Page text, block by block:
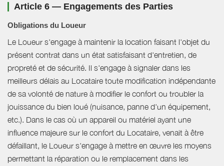
Article 6 — Engagements des Parties
Obligations du Loueur
Le Loueur s'engage à maintenir la location faisant l'objet du
présent contrat dans un état satisfaisant d'entretien, de
propreté et de sécurité. Il s'engage à signaler dans les
meilleurs délais au Locataire toute modification indépendante
de sa volonté de nature à modifier le confort ou troubler la
jouissance du bien loué (nuisance, panne d'un équipement,
etc.). Dans le cas où un appareil ou matériel ayant une
influence majeure sur le confort du Locataire, venait à être
défaillant, le Loueur s'engage à mettre en œuvre les moyens
permettant la réparation ou le remplacement dans les